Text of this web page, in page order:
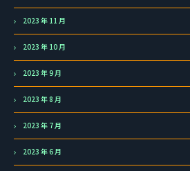
2023 年 11 月
2023 年 10 月
2023 年 9 月
2023 年 8 月
2023 年 7 月
2023 年 6 月